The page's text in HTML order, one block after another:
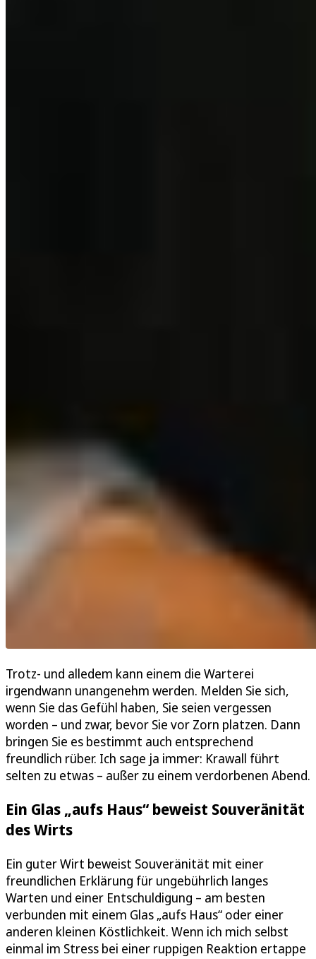
Trotz- und alledem kann einem die Warterei
irgendwann unangenehm werden. Melden Sie sich,
wenn Sie das Gefühl haben, Sie seien vergessen
worden – und zwar, bevor Sie vor Zorn platzen. Dann
bringen Sie es bestimmt auch entsprechend
freundlich rüber. Ich sage ja immer: Krawall führt
selten zu etwas – außer zu einem verdorbenen Abend.
Ein Glas „aufs Haus“ beweist Souveränität
des Wirts
Ein guter Wirt beweist Souveränität mit einer
freundlichen Erklärung für ungebührlich langes
Warten und einer Entschuldigung – am besten
verbunden mit einem Glas „aufs Haus“ oder einer
anderen kleinen Köstlichkeit. Wenn ich mich selbst
einmal im Stress bei einer ruppigen Reaktion ertappe